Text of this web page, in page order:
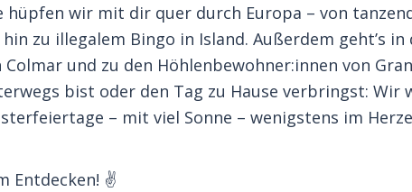
hüpfen wir mit dir quer durch Europa – von
zu illegalem Bingo in Island. Außerdem geht’s in
Colmar und zu den Höhlenbewohner:innen von
bist oder den Tag zu Hause verbringst: Wir
– mit viel Sonne – wenigstens im
Entdecken! ✌